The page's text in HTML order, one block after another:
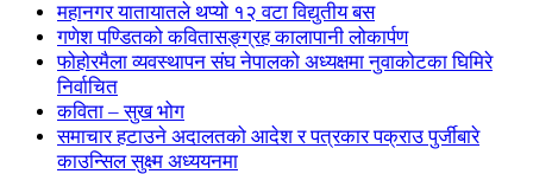
महानगर यातायातले थप्यो १२ वटा विद्युतीय बस
गणेश पण्डितको कवितासङ्ग्रह कालापानी लोकार्पण
फोहोरमैला व्यवस्थापन संघ नेपालको अध्यक्षमा नुवाकोटका घिमिरे
निर्वाचित
कविता – सुख भोग
समाचार हटाउने अदालतको आदेश र पत्रकार पक्राउ पुर्जीबारे
काउन्सिल सुक्ष्म अध्ययनमा